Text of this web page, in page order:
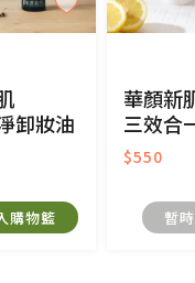
卸妝油
購物籃
華顏新
三效合一保
$550
暫